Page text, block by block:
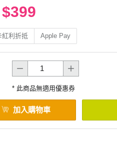
$399
紅利折抵 Apple Pay
* 此商品無適用優惠券
加入購物車